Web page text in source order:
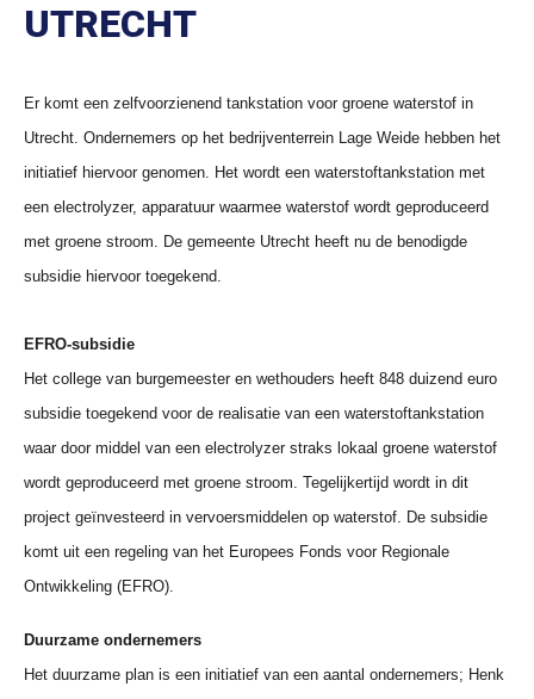
UTRECHT
Er komt een zelfvoorzienend tankstation voor groene waterstof in
Utrecht. Ondernemers op het bedrijventerrein Lage Weide hebben het
initiatief hiervoor genomen. Het wordt een waterstoftankstation met
een electrolyzer, apparatuur waarmee waterstof wordt geproduceerd
met groene stroom. De gemeente Utrecht heeft nu de benodigde
subsidie hiervoor toegekend.
EFRO-subsidie
Het college van burgemeester en wethouders heeft 848 duizend euro
subsidie toegekend voor de realisatie van een waterstoftankstation
waar door middel van een electrolyzer straks lokaal groene waterstof
wordt geproduceerd met groene stroom. Tegelijkertijd wordt in dit
project geïnvesteerd in vervoersmiddelen op waterstof. De subsidie
komt uit een regeling van het Europees Fonds voor Regionale
Ontwikkeling (EFRO).
Duurzame ondernemers
Het duurzame plan is een initiatief van een aantal ondernemers; Henk